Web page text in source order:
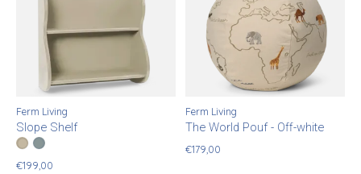
Ferm Living
Slope Shelf
Color: *
Cashmere
Storm
€199,00
Ferm Living
The World Pouf - Off-white
€179,00